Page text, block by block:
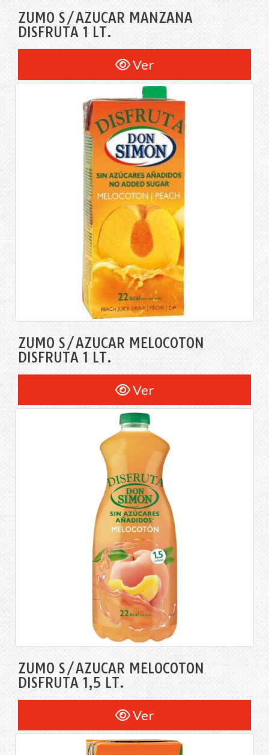
ZUMO S/AZÚCAR MANZANA
DISFRUTA 1 LT.
Ver
ZUMO S/AZÚCAR MELOCOTÓN
DISFRUTA 1 LT.
Ver
ZUMO S/AZÚCAR MELOCOTÓN
DISFRUTA 1,5 LT.
Ver